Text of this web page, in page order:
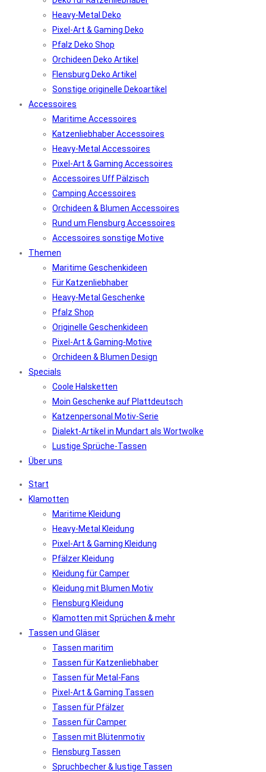
Heavy-Metal Deko
Pixel-Art & Gaming Deko
Pfalz Deko Shop
Orchideen Deko Artikel
Flensburg Deko Artikel
Sonstige originelle Dekoartikel
Accessoires
Maritime Accessoires
Katzenliebhaber Accessoires
Heavy-Metal Accessoires
Pixel-Art & Gaming Accessoires
Accessoires Uff Pälzisch
Camping Accessoires
Orchideen & Blumen Accessoires
Rund um Flensburg Accessoires
Accessoires sonstige Motive
Themen
Maritime Geschenkideen
Für Katzenliebhaber
Heavy-Metal Geschenke
Pfalz Shop
Originelle Geschenkideen
Pixel-Art & Gaming-Motive
Orchideen & Blumen Design
Specials
Coole Halsketten
Moin Geschenke auf Plattdeutsch
Katzenpersonal Motiv-Serie
Dialekt-Artikel in Mundart als Wortwolke
Lustige Sprüche-Tassen
Über uns
Start
Klamotten
Maritime Kleidung
Heavy-Metal Kleidung
Pixel-Art & Gaming Kleidung
Pfälzer Kleidung
Kleidung für Camper
Kleidung mit Blumen Motiv
Flensburg Kleidung
Klamotten mit Sprüchen & mehr
Tassen und Gläser
Tassen maritim
Tassen für Katzenliebhaber
Tassen für Metal-Fans
Pixel-Art & Gaming Tassen
Tassen für Pfälzer
Tassen für Camper
Tassen mit Blütenmotiv
Flensburg Tassen
Spruchbecher & lustige Tassen